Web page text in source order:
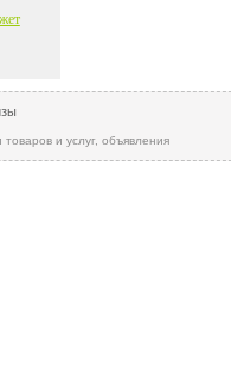
и услуг, объявления